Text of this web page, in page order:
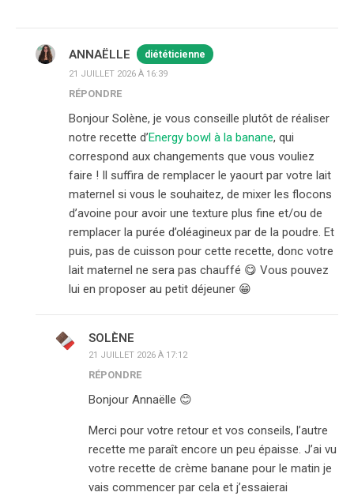
ANNAËLLE diététicienne
21 JUILLET 2026 À 16:39
RÉPONDRE
Bonjour Solène, je vous conseille plutôt de réaliser
notre recette d’Energy bowl à la banane, qui
correspond aux changements que vous vouliez
faire ! Il suffira de remplacer le yaourt par votre lait
maternel si vous le souhaitez, de mixer les flocons
d’avoine pour avoir une texture plus fine et/ou de
remplacer la purée d’oléagineux par de la poudre. Et
puis, pas de cuisson pour cette recette, donc votre
lait maternel ne sera pas chauffé 😋 Vous pouvez
lui en proposer au petit déjeuner 😁
SOLÈNE
21 JUILLET 2026 À 17:12
RÉPONDRE
Bonjour Annaëlle 😊
Merci pour votre retour et vos conseils, l’autre
recette me paraît encore un peu épaisse. J’ai vu
votre recette de crème banane pour le matin je
vais commencer par cela et j’essaierai